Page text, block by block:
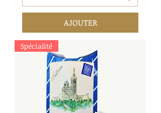
AJOUTER
Spécialité